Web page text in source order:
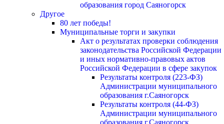
образования город Саяногорск
Другое
80 лет победы!
Муниципальные торги и закупки
Акт о результатах проверки соблюдения
законодательства Российской Федерации
и иных нормативно-правовых актов
Российской Федерации в сфере закупок
Результаты контроля (223-ФЗ)
Администрации муниципального
образования г.Саяногорск
Результаты контроля (44-ФЗ)
Администрации муниципального